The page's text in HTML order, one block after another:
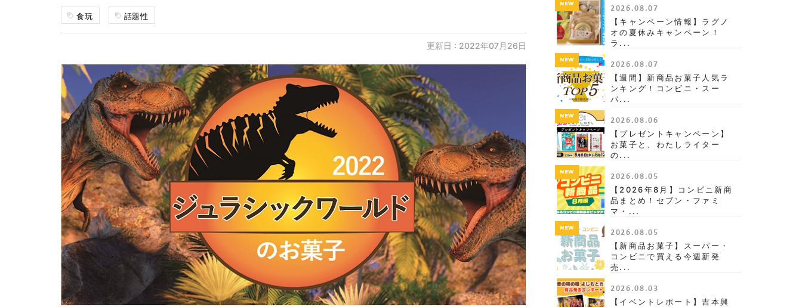
食玩 話題性
更新日 : 2022年07月26日
NEW 2026.08.07
【キャンペーン情報】ラグノ
オの夏休みキャンペーン！
ラ...
NEW 2026.08.07
【週間】新商品お菓子人気ラ
ンキング！コンビニ・スー
パ...
NEW 2026.08.06
【プレゼントキャンペーン】
お菓子と、わたしライター
の...
NEW 2026.08.05
【2026年8月】コンビニ新商
品まとめ！セブン・ファミ
マ・...
NEW 2026.08.05
【新商品お菓子】スーパー・
コンビニで買える今週新発
売...
2026.08.03
【イベントレポート】吉本興